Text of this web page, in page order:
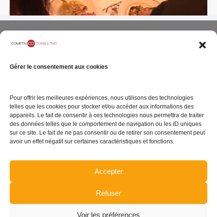
Gérer le consentement aux cookies
Pour offrir les meilleures expériences, nous utilisons des technologies
telles que les cookies pour stocker et/ou accéder aux informations des
appareils. Le fait de consentir à ces technologies nous permettra de traiter
des données telles que le comportement de navigation ou les ID uniques
sur ce site. Le fait de ne pas consentir ou de retirer son consentement peut
avoir un effet négatif sur certaines caractéristiques et fonctions.
Accepter
Refuser
Voir les préférences
05 rue Geoffroy
Marie
75009 Paris
Notre Cabinet
Carrières
Contact
Mentions légales
Politique de
confidentialité
Politique de gestion
TENEZ-VOUS INFORMÉ DE L'ACTUALITÉ